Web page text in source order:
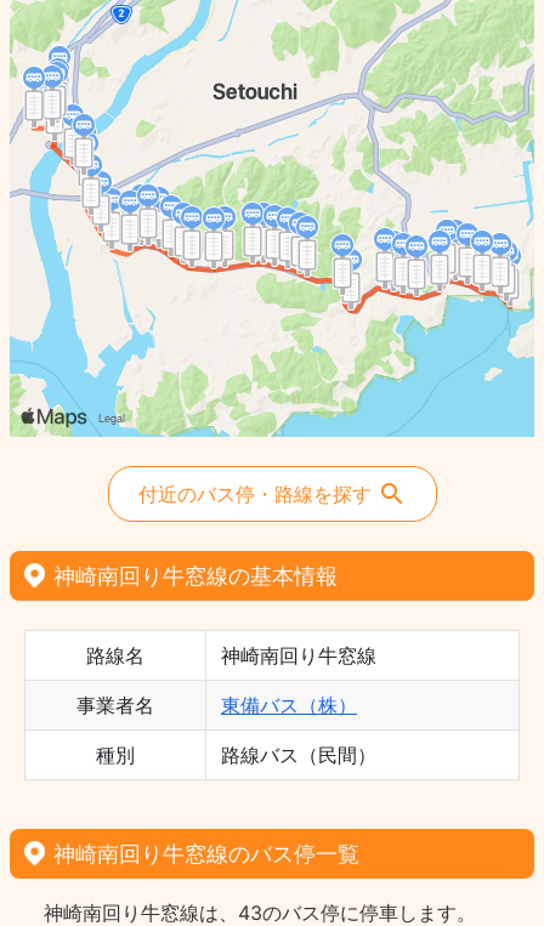
付近のバス停・路線を探す
神崎南回り牛窓線の基本情報
路線名 神崎南回り牛窓線
事業者名 東備バス（株）
種別 路線バス（民間）
神崎南回り牛窓線のバス停一覧
神崎南回り牛窓線は、43のバス停に停車します。